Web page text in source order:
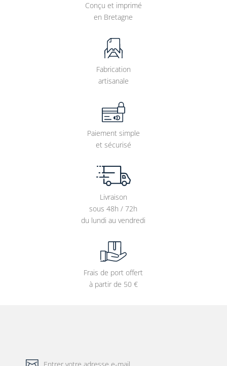
Conçu et imprimé
en Bretagne
Fabrication
artisanale
Paiement simple
et sécurisé
Livraison
sous 48h / 72h
du lundi au vendredi
Frais de port offert
à partir de 50 €